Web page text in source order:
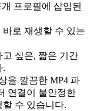
프로필에 삽입된
로 재생할 수 있는
싶은, 짧은 기간
.
을 깔끔한 MP4 파
연결이 불안정한
수 있습니다.